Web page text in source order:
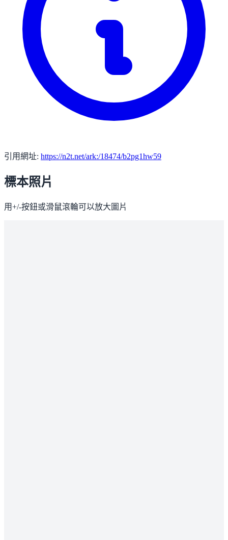
引用網址: https://n2t.net/ark:/18474/b2pg1hw59
標本照片
用+/-按鈕或滑鼠滾輪可以放大圖片